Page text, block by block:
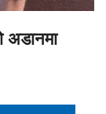
अडानमा